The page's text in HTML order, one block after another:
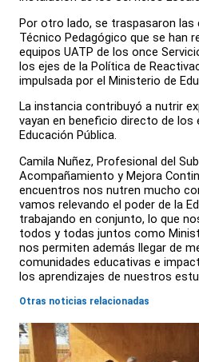
Por otro lado, se traspasaron las
Técnico Pedagógico que se han
equipos UATP de los once
los ejes de la Política de
impulsada por el Ministerio de
La instancia contribuyó a nutrir
vayan en beneficio directo de los
Educación Pública.
Camila Nuñez, Profesional del
Acompañamiento y Mejora
encuentros nos nutren mucho
vamos relevando el poder de la
trabajando en conjunto, lo que
todos y todas juntos como
nos permiten además llegar de
comunidades educativas e
los aprendizajes de nuestros
Otras noticias relacionadas